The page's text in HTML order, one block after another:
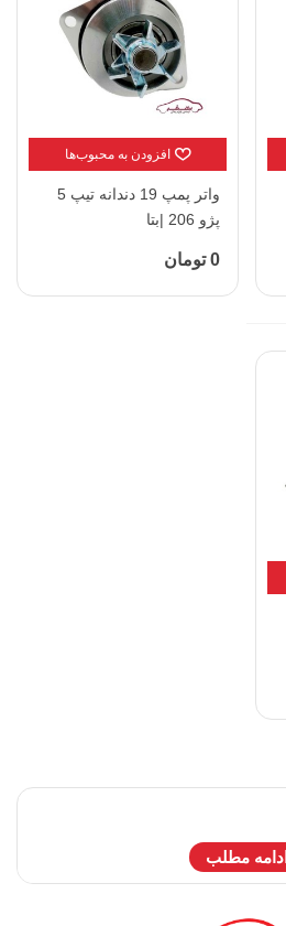
افزودن به محبوب‌ها
واتر پمپ 19 دندانه تیپ 5
پژو 206 |بتا
0 تومان
ادامه مطلب